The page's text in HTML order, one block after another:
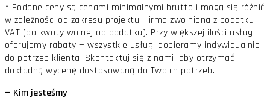
* Podane ceny są cenami minimalnymi brutto i mogą się różnić
w zależności od zakresu projektu. Firma zwolniona z podatku
VAT (do kwoty wolnej od podatku). Przy większej ilości usług
oferujemy rabaty — wszystkie usługi dobieramy indywidualnie
do potrzeb klienta. Skontaktuj się z nami, aby otrzymać
dokładną wycenę dostosowaną do Twoich potrzeb.
— Kim jesteśmy